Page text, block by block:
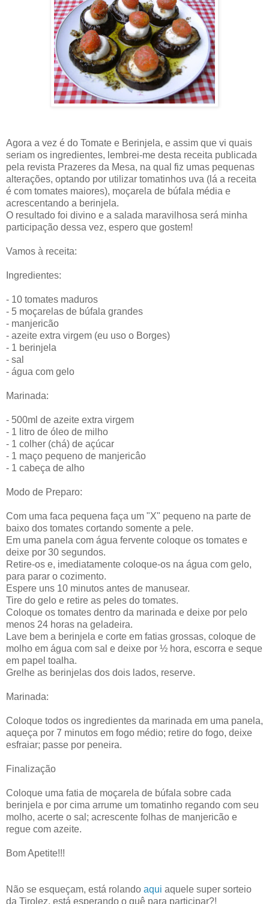
Agora a vez é do Tomate e Berinjela, e assim que vi quais
seriam os ingredientes, lembrei-me desta receita publicada
pela revista Prazeres da Mesa, na qual fiz umas pequenas
alterações, optando por utilizar tomatinhos uva (lá a receita
é com tomates maiores), moçarela de búfala média e
acrescentando a berinjela.
O resultado foi divino e a salada maravilhosa será minha
participação dessa vez, espero que gostem!
Vamos à receita:
Ingredientes:
- 10 tomates maduros
- 5 moçarelas de búfala grandes
- manjericão
- azeite extra virgem (eu uso o Borges)
- 1 berinjela
- sal
- água com gelo
Marinada:
- 500ml de azeite extra virgem
- 1 litro de óleo de milho
- 1 colher (chá) de açúcar
- 1 maço pequeno de manjericâo
- 1 cabeça de alho
Modo de Preparo:
Com uma faca pequena faça um "X" pequeno na parte de
baixo dos tomates cortando somente a pele.
Em uma panela com água fervente coloque os tomates e
deixe por 30 segundos.
Retire-os e, imediatamente coloque-os na água com gelo,
para parar o cozimento.
Espere uns 10 minutos antes de manusear.
Tire do gelo e retire as peles do tomates.
Coloque os tomates dentro da marinada e deixe por pelo
menos 24 horas na geladeira.
Lave bem a berinjela e corte em fatias grossas, coloque de
molho em água com sal e deixe por ½ hora, escorra e seque
em papel toalha.
Grelhe as berinjelas dos dois lados, reserve.
Marinada:
Coloque todos os ingredientes da marinada em uma panela,
aqueça por 7 minutos em fogo médio; retire do fogo, deixe
esfraiar; passe por peneira.
Finalização
Coloque uma fatia de moçarela de búfala sobre cada
berinjela e por cima arrume um tomatinho regando com seu
molho, acerte o sal; acrescente folhas de manjericão e
regue com azeite.
Bom Apetite!!!
Não se esqueçam, está rolando aqui aquele super sorteio
da Tirolez, está esperando o quê para participar?!